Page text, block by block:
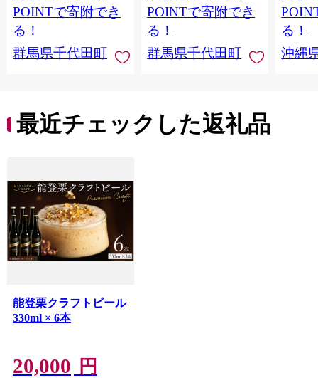
POINTで寄附でき
る！
群馬県千代田町
POINTで寄附でき
る！
群馬県千代田町
麦芽3
化し
すめ
重瀬
る！
沖縄
最近チェックした返礼品
能登栗クラフトビール
330ml × 6本
20,000 円